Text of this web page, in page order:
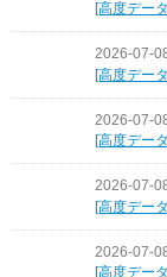
[高度デー
2026-07-
[高度デー
2026-07-
[高度デー
2026-07-
[高度デー
2026-07-
[高度デー